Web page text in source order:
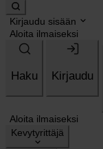
Kirjaudu sisään
Aloita ilmaiseksi
Haku Kirjaudu
Aloita ilmaiseksi
Kevytyrittäjä